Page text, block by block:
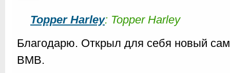
Topper Harley: Topper Harley
Благодарю. Открыл для себя новый
ВМВ.